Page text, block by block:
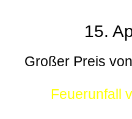
15.
Großer Preis
Feuerunfall